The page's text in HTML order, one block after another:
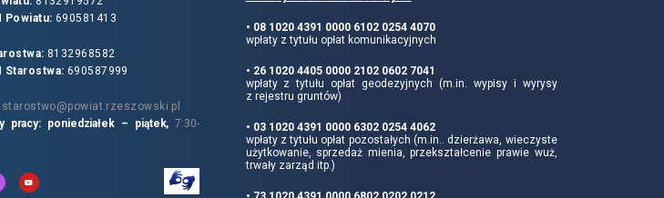
Powiatu: 690581413
8132968582
Starostwa: 690587999
starostwo@powiat.rzeszowski.pl
pracy: poniedziałek – piątek,7:30-
• 08 1020 4391 0000 6102 0254 4070
wpłaty z tytułu opłat komunikacyjnych
• 26 1020 4405 0000 2102 0602 7041
wpłaty z tytułu opłat geodezyjnych (m.in. wypisy i wyrysy
z rejestru gruntów)
• 03 1020 4391 0000 6302 0254 4062
wpłaty z tytułu opłat pozostałych (m.in.. dzierżawa, wieczyste
użytkowanie, sprzedaż mienia, przekształcenie prawie wuż,
trwały zarząd itp.)